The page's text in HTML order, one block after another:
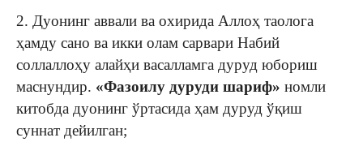
2. Дуонинг аввали ва охирида Аллоҳ таолога
ҳамду сано ва икки олам сарвари Набий
соллаллоҳу алайҳи васалламга дуруд юбориш
маснундир. «Фазоилу дуруди шариф» номли
китобда дуонинг ўртасида ҳам дуруд ўқиш
суннат дейилган;